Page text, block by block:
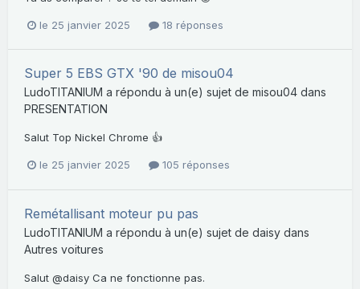
le 25 janvier 2025 18 réponses
Super 5 EBS GTX '90 de misou04
LudoTITANIUM a répondu à un(e) sujet de misou04 dans
PRESENTATION
Salut Top Nickel Chrome 👍
le 25 janvier 2025 105 réponses
Remétallisant moteur pu pas
LudoTITANIUM a répondu à un(e) sujet de daisy dans
Autres voitures
Salut @daisy Ca ne fonctionne pas.